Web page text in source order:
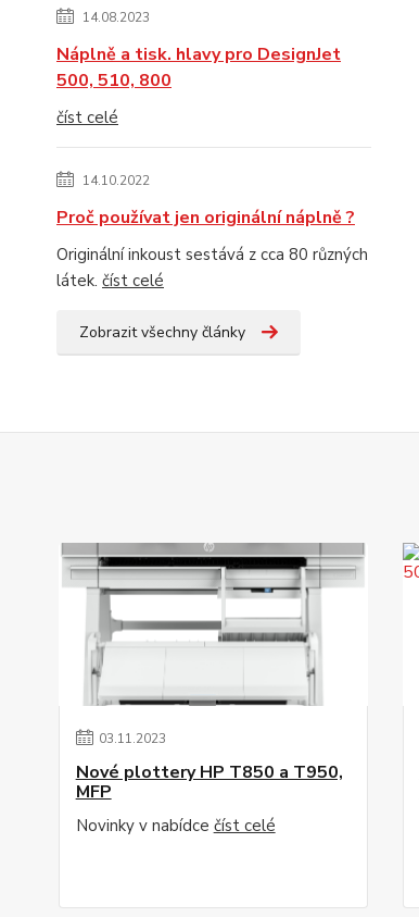
14.08.2023
Náplně a tisk. hlavy pro DesignJet
500, 510, 800
číst celé
14.10.2022
Proč používat jen originální náplně ?
Originální inkoust sestává z cca 80 různých
látek. číst celé
Zobrazit všechny články
03.11.2023
Nové plottery HP T850 a T950,
MFP
Novinky v nabídce číst celé